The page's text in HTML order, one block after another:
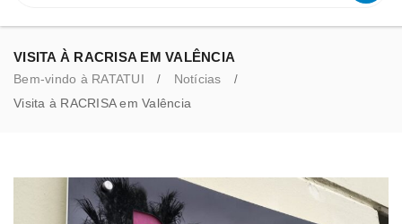
VISITA À RACRISA EM VALÊNCIA
Bem-vindo à RATATUI / Notícias /
Visita à RACRISA em Valência